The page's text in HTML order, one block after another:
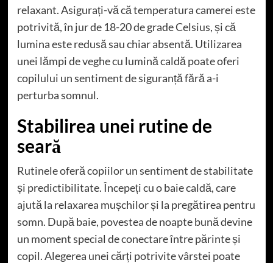
relaxant. Asigurați-vă că temperatura camerei este
potrivită, în jur de 18-20 de grade Celsius, și că
lumina este redusă sau chiar absentă. Utilizarea
unei lămpi de veghe cu lumină caldă poate oferi
copilului un sentiment de siguranță fără a-i
perturba somnul.
Stabilirea unei rutine de
seară
Rutinele oferă copiilor un sentiment de stabilitate
și predictibilitate. Începeți cu o baie caldă, care
ajută la relaxarea mușchilor și la pregătirea pentru
somn. După baie, povestea de noapte bună devine
un moment special de conectare între părinte și
copil. Alegerea unei cărți potrivite vârstei poate